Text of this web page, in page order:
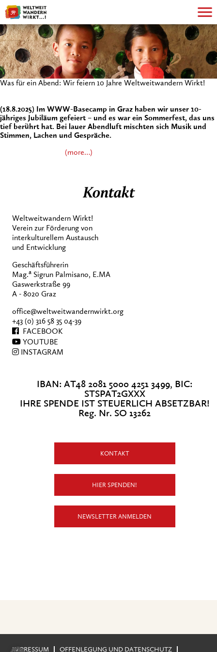
Was für ein Abend: Wir feiern 10 Jahre Weltweitwandern Wirkt!
(18.8.2025) Im WWW-Basecamp in Graz haben wir unser 10-
jähriges Jubiläum gefeiert – und es war ein Sommerfest, das uns
tief berührt hat. Bei lauer Abendluft mischten sich Musik und
Stimmen, Lachen und Gespräche.
(more…)
Kontakt
Weltweitwandern Wirkt!
Verein zur Förderung von
interkulturellem Austausch
und Entwicklung
Geschäftsführerin
Mag.a Sigrun Palmisano, E.MA
Gaswerkstraße 99
A - 8020 Graz
office@weltweitwandernwirkt.org
+43 (0) 316 58 35 04-39
FACEBOOK
YOUTUBE
INSTAGRAM
IBAN: AT48 2081 5000 4251 3499, BIC:
STSPAT2GXXX
IHRE SPENDE IST STEUERLICH ABSETZBAR!
Reg. Nr. SO 13262
KONTAKT
HIER SPENDEN!
NEWSLETTER ANMELDEN
IMPRESSUM OFFENLEGUNG UND DATENSCHUTZ